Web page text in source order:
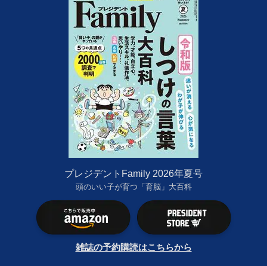
プレジデントFamily 2026年夏号
頭のいい子が育つ「育脳」大百科
雑誌の予約購読はこちらから